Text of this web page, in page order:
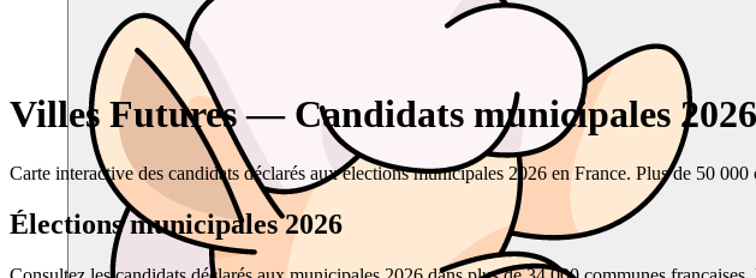
Villes Futures — Candidats municipales
Carte interactive des candidats déclarés aux élections municipales 2026 en France. Plus de 50
Élections municipales 2026